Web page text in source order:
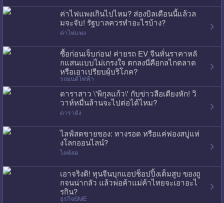
ค่าไฟแพงเกินไปไหม? ส่องบิลเดือนนี้แล้วล
มจะจับ! รัฐบาลควรทำอะไรบ้าง?
ค่าไฟแพง
ซื้อก่อนเจ็บก่อน! ค่ายรถ EV จีนหั่นราคาหลั
กแสนแบบไม่เกรงใจ ตกลงนี่คือกลไกตลาด
หรือเอาเปรียบผู้บริโภค?
รถยนต์ไฟฟ้า
ดาราสาว \'พิกุลแก้ว\' กับข่าวลือเตียงหัก! วิ
วาห์หมื่นล้านจะไปต่อได้ไหม?
ดาราดัง
ไลฟ์สดขายของ: ทางรอด หรือแค่ฟองสบู่แห่
งโลกออนไลน์?
ไลฟ์สด
เอาจริงดิ! ทุนจีนบุกแอปช็อปปิ้งเต็มสูบ ของถู
กจนน่ากลัว แล้วพ่อค้าแม่ค้าไทยจะเอาอะไ
รกิน?
ธุรกิจSME